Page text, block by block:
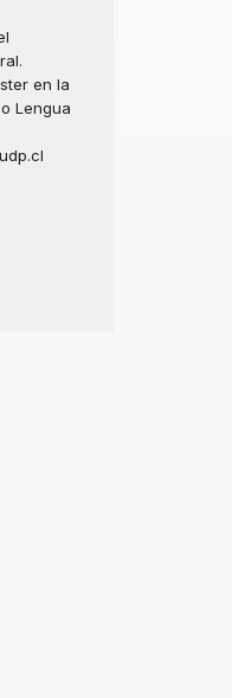
en la
Lengua